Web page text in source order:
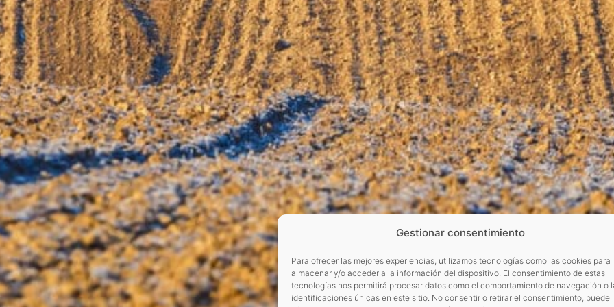
Gestionar consentimiento
Para ofrecer las mejores experiencias, utilizamos tecnologías como las cookies para
almacenar y/o acceder a la información del dispositivo. El consentimiento de estas
tecnologías nos permitirá procesar datos como el comportamiento de navegación o
identificaciones únicas en este sitio. No consentir o retirar el consentimiento, puede